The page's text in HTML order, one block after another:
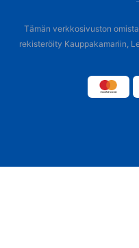
Tämän verkkosivuston
rekisteröity Kauppakamariin,